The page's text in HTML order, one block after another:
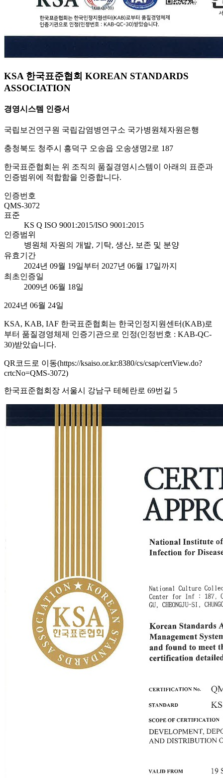
KSA 한국표준협회 KOREAN STANDARDS
ASSOCIATION
경영시스템 인증서
국립보건연구원 국립감염병연구소 국가병원체자원은행
충청북도 청주시 흥덕구 오송읍 오송생명2로 187
한국표준협회는 위 조직의 품질경영시스템이 아래의 표준과
인증범위에 적합함을 인증합니다.
인증번호
QMS-3072
표준
KS Q ISO 9001:2015/ISO 9001:2015
인증범위
병원체 자원의 개발, 기탁, 생산, 보존 및 분양
유효기간
2024년 09월 19일부터 2027년 06월 17일까지
최초인증일
2009년 06월 18일
2024년 06월 24일
KSA, KAB, IAF 한국표준협회는 한국인정지원센터(KAB)로
부터 품질경영체제 인증기관으로 인정(인정번호 : KAB-QC-
30)받았습니다.
QR코드로 이동(https://ksaiso.or.kr:8380/cs/csap/certView.do?
crtcNo=QMS-3072)
한국표준협회장 서울시 강남구 테헤란로 69번길 5